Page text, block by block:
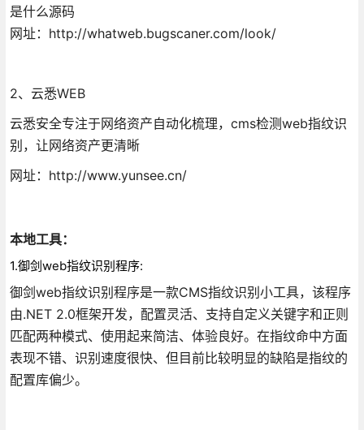
是什么源码
网址：http://whatweb.bugscaner.com/look/
2、云悉WEB
云悉安全专注于网络资产自动化梳理，cms检测web指纹识
别，让网络资产更清晰
网址：http://www.yunsee.cn/
本地工具：
1.御剑web指纹识别程序:
御剑web指纹识别程序是一款CMS指纹识别小工具，该程序
由.NET 2.0框架开发，配置灵活、支持自定义关键字和正则
匹配两种模式、使用起来简洁、体验良好。在指纹命中方面
表现不错、识别速度很快、但目前比较明显的缺陷是指纹的
配置库偏少。